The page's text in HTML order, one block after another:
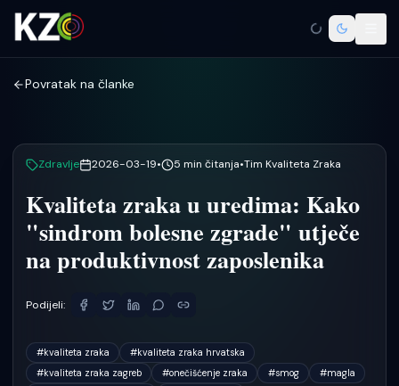
Povratak na članke
Zdravlje 2026-03-19• 5 min čitanja•Tim Kvaliteta Zraka
Kvaliteta zraka u uredima: Kako
"sindrom bolesne zgrade" utječe
na produktivnost zaposlenika
Podijeli:
#kvaliteta zraka #kvaliteta zraka hrvatska
#kvaliteta zraka zagreb #onečišćenje zraka #smog #magla